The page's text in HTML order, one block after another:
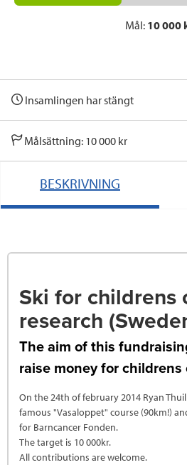
Mål: 10 000
Insamlingen har stängt
Målsättning: 10 000 kr
BESKRIVNING
Ski for childrens
research
The aim of this
raise money for childrens
On the 24th of february 2014 Ryan
famous "Vasaloppet" course (90km!)
for Barncancer Fonden.
The target is 10 000kr.
All contributions are welcome.